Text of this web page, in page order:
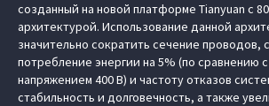
созданный на новой платформе Tianyuan с
архитектурой. Использование данной
значительно сократить сечение проводов,
потребление энергии на 5% (по сравнению
напряжением 400 В) и частоту отказов
стабильность и долговечность, а также